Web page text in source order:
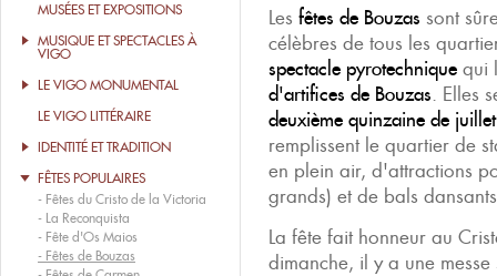
MUSÉES ET EXPOSITIONS
MUSIQUE ET SPECTACLES À
VIGO
LE VIGO MONUMENTAL
LE VIGO LITTÉRAIRE
IDENTITÉ ET TRADITION
FÊTES POPULAIRES
- Fêtes du Cristo de la Victoria
- La Reconquista
- Fête d'Os Maios
- Fêtes de Bouzas
Les fêtes de Bouzas sont
célèbres de tous les
spectacle pyrotechnique qui
d'artifices de Bouzas. Elles
deuxième quinzaine de juillet
remplissent le quartier de
en plein air, d'attractions
grands) et de bals
La fête fait honneur au
dimanche, il y a une